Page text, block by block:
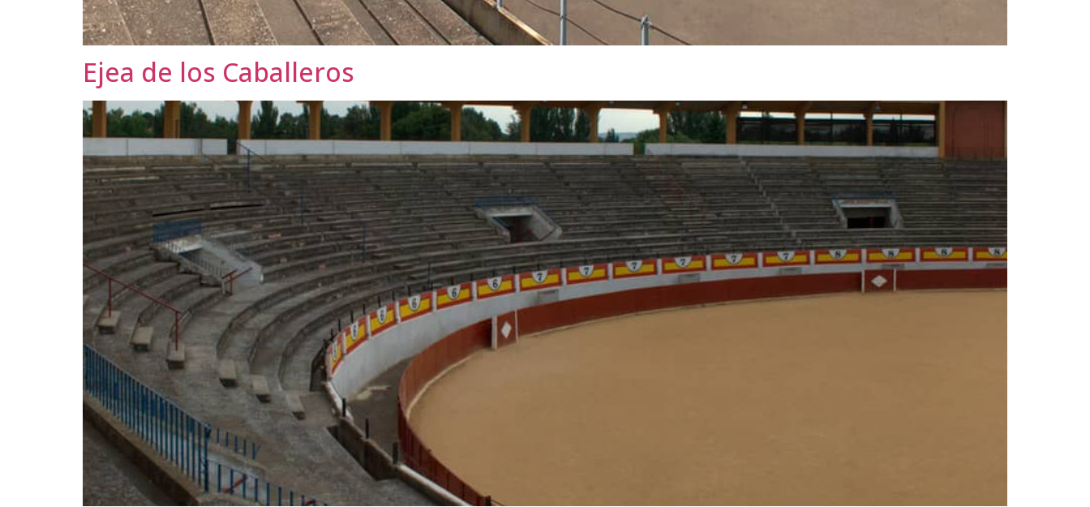
Ejea de los Caballeros